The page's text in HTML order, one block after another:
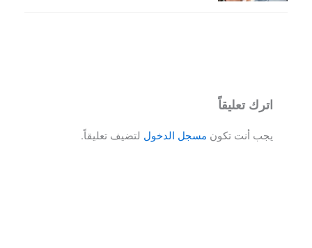
اترك تعليقاً
يجب أنت تكون مسجل الدخول لتضيف تعليقاً.